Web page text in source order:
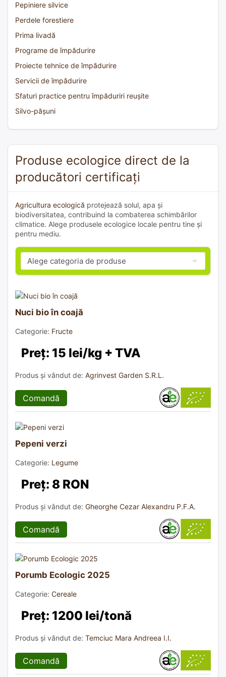
Pepiniere silvice
Perdele forestiere
Prima livadă
Programe de împădurire
Proiecte tehnice de împădurire
Servicii de împădurire
Sfaturi practice pentru împăduriri reușite
Silvo-pășuni
Produse ecologice direct de la
producători certificați
Agricultura ecologică protejează solul, apa și
biodiversitatea, contribuind la combaterea schimbărilor
climatice. Alege produsele ecologice locale pentru tine și
pentru mediu.
Nuci bio în coajă
Categorie: Fructe
Preț: 15 lei/kg + TVA
Produs și vândut de: Agrinvest Garden S.R.L.
Comandă
Pepeni verzi
Categorie: Legume
Preț: 8 RON
Produs și vândut de: Gheorghe Cezar Alexandru P.F.A.
Comandă
Porumb Ecologic 2025
Categorie: Cereale
Preț: 1200 lei/tonă
Produs și vândut de: Temciuc Mara Andreea I.I.
Comandă